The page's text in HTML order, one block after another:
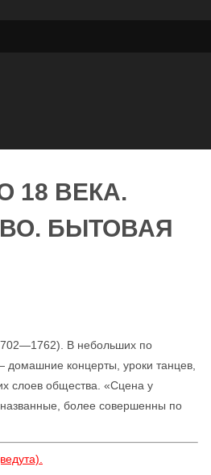
18 ВЕКА.
БЫТОВАЯ
В небольших по
концерты, уроки танцев,
слоев общества. «Сцена у
более совершенны по